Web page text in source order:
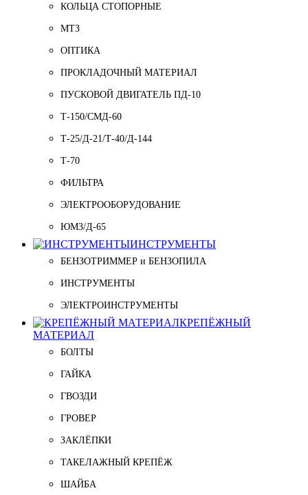
КОЛЬЦА СТОПОРНЫЕ
МТЗ
ОПТИКА
ПРОКЛАДОЧНЫЙ МАТЕРИАЛ
ПУСКОВОЙ ДВИГАТЕЛЬ ПД-10
Т-150/СМД-60
Т-25/Д-21/Т-40/Д-144
Т-70
ФИЛЬТРА
ЭЛЕКТРООБОРУДОВАНИЕ
ЮМЗ/Д-65
ИНСТРУМЕНТЫ
БЕНЗОТРИММЕР и БЕНЗОПИЛА
ИНСТРУМЕНТЫ
ЭЛЕКТРОИНСТРУМЕНТЫ
КРЕПЁЖНЫЙ
МАТЕРИАЛ
БОЛТЫ
ГАЙКА
ГВОЗДИ
ГРОВЕР
ЗАКЛЁПКИ
ТАКЕЛАЖНЫЙ КРЕПЁЖ
ШАЙБА